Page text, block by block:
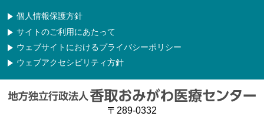
個人情報保護方針
サイトのご利用にあたって
ウェブサイトにおけるプライバシーポリシー
ウェブアクセシビリティ方針
〒289-0332